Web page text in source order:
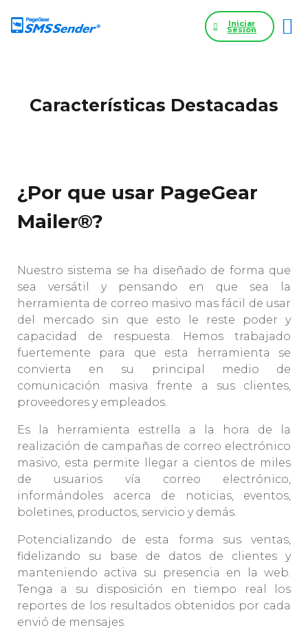
Iniciar
Sesión
Características Destacadas
¿Por que usar PageGear
Mailer®?
Nuestro sistema se ha diseñado de forma que
sea versátil y pensando en que sea la
herramienta de correo masivo mas fácil de usar
del mercado sin que esto le reste poder y
capacidad de respuesta. Hemos trabajado
fuertemente para que esta herramienta se
convierta en su principal medio de
comunicación masiva frente a sus clientes,
proveedores y empleados.
Es la herramienta estrella a la hora de la
realización de campañas de correo electrónico
masivo, esta permite llegar a cientos de miles
de usuarios vía correo electrónico,
informándoles acerca de noticias, eventos,
boletines, productos, servicio y demás.
Potencializando de esta forma sus ventas,
fidelizando su base de datos de clientes y
manteniendo activa su presencia en la web.
Tenga a su disposición en tiempo real los
reportes de los resultados obtenidos por cada
envió de mensajes.